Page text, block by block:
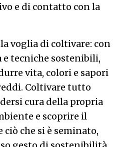
e di contatto con la
voglia di coltivare: con
tecniche sostenibili,
vita, colori e sapori
Coltivare tutto
cura della propria
e scoprire il
che si è seminato,